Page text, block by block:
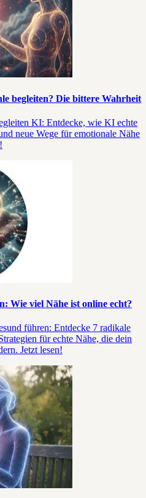
begleiten? Die bittere Wahrheit
KI: Entdecke, wie KI echte
neue Wege für emotionale Nähe
Wie viel Nähe ist online echt?
führen: Entdecke 7 radikale
für echte Nähe, die dein
Jetzt lesen!